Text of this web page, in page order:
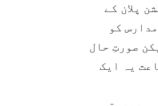
پلان کے
کو
صورتِ حال
یہ ایک